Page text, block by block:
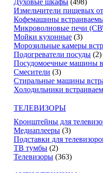
Духовые шкафы (498)
Измельчители пищевых
Кофемашины
Микроволновые печи
Мойки кухонные (3)
Морозильные камеры
Подогреватели посуды (2)
Посудомоечные машины
Смесители (3)
Стиральные машины
Холодильники
ТЕЛЕВИЗОРЫ
Кронштейны для
Медиаплееры (3)
Подставки для
ТВ тумбы (2)
Телевизоры (363)